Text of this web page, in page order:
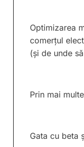
Optimizarea
comerțul
(și de unde
Prin mai
Gata cu beta